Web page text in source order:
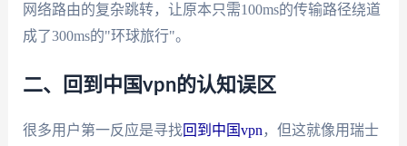
网络路由的复杂跳转，让原本只需100ms的传输路径绕道
成了300ms的"环球旅行"。
二、回到中国vpn的认知误区
很多用户第一反应是寻找回到中国vpn ，但这就像用瑞士